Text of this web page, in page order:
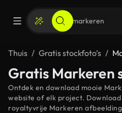
Thuis Gratis stockfoto’s
Gratis Markeren
Ontdek en download mooie
website of elk project.
royaltyvrije Markeren